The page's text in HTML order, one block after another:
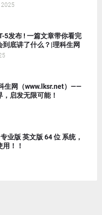
2025
5发布 ! 一篇文章带你看完
到底讲了什么？|理科生网
生网（www.lksr.net）——
启发无限可能！
业版 英文版 64 位 系统，
！！